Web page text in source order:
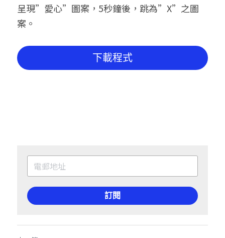
呈現”愛心”圖案，5秒鐘後，跳為”X”之圖
案。
下載程式
訂閱